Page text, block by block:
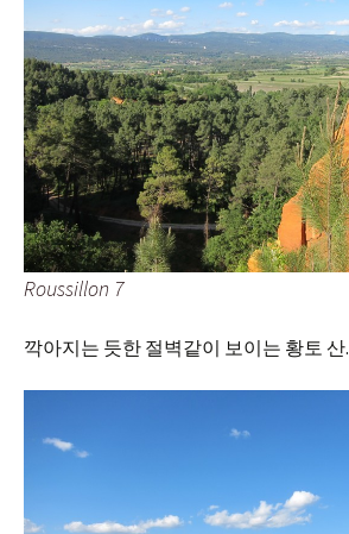
Roussillon 7
깍아지는 듯한 절벽같이 보이는 황토 산.